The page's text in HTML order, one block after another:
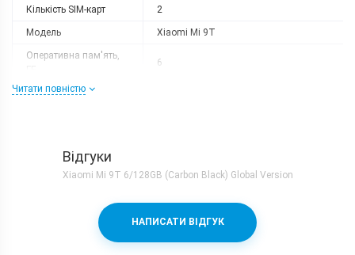
Кількість SIM-карт 2
Модель Xiaomi Mi 9T
Оперативна пам'ять,
6
Роздільна здатність
Процесор
Qualcomm Snapdragon 730 + Adreno
618
Читати повністю
Відгуки
Xiaomi Mi 9T 6/128GB (Carbon Black) Global Version
НАПИСАТИ ВІДГУК